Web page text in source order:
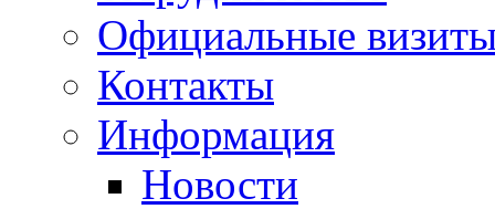
Официальные
Контакты
Информация
Новости